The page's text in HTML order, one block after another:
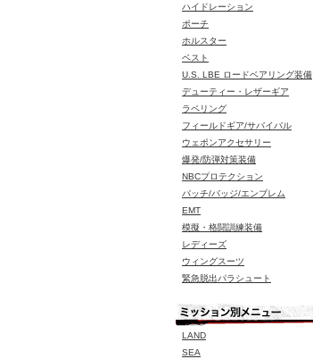
ハイドレーション
ポーチ
ホルスター
ベスト
U.S. LBE ロードベアリング装備
デューティー・レザーギア
ラペリング
フィールドギア/サバイバル
ウェポンアクセサリー
爆発/防弾対策装備
NBCプロテクション
パッチ/バッジ/エンブレム
EMT
模擬・格闘訓練装備
レディーズ
ウィングスーツ
緊急脱出パラシュート
LAND
SEA